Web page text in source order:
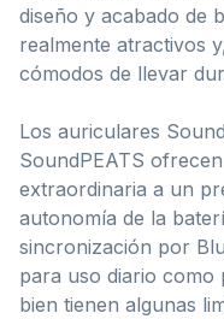
diseño y acabado de
realmente atractivos
cómodos de llevar
Los auriculares
SoundPEATS
extraordinaria a un
autonomía de la
sincronización por
para uso diario como
bien tienen algunas